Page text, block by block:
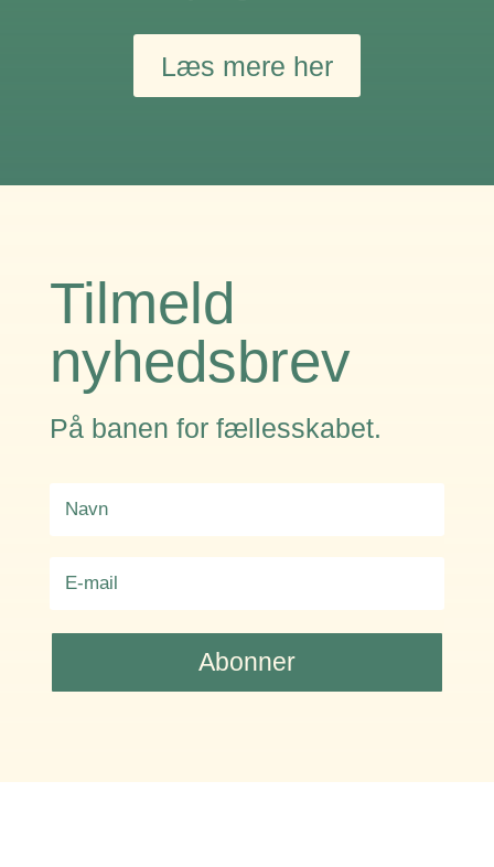
Læs mere her
Tilmeld
nyhedsbrev
På banen for fællesskabet.
Abonner